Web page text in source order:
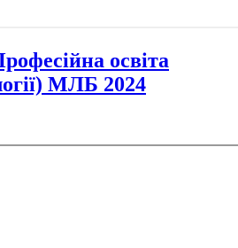
освіта
МЛБ 2024